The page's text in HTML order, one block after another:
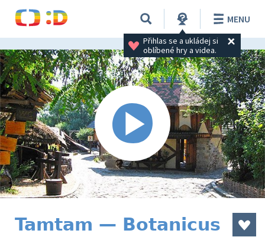
Přihlas se a ukládej si
oblíbené hry a videa.
MENU
Tamtam — Botanicus